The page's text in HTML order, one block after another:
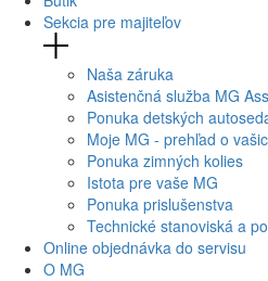
Sekcia pre majiteľov
Naša záruka
Asistenčná služba MG
Ponuka detských
Moje MG - prehľad o
Ponuka zimných kolies
Istota pre vaše MG
Ponuka prislušenstva
Technické stanoviská a
Online objednávka do servisu
O MG